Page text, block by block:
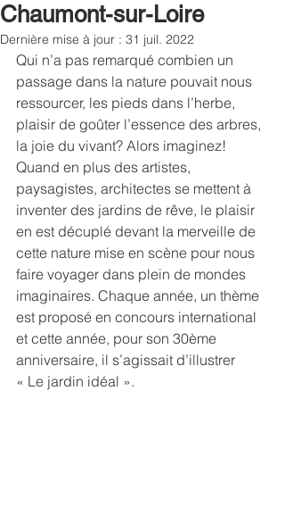
Chaumont-sur-Loire
Dernière mise à jour : 31 juil. 2022
Qui n’a pas remarqué combien un
passage dans la nature pouvait nous
ressourcer, les pieds dans l’herbe,
plaisir de goûter l’essence des arbres,
la joie du vivant? Alors imaginez!
Quand en plus des artistes,
paysagistes, architectes se mettent à
inventer des jardins de rêve, le plaisir
en est décuplé devant la merveille de
cette nature mise en scène pour nous
faire voyager dans plein de mondes
imaginaires. Chaque année, un thème
est proposé en concours international
et cette année, pour son 30ème
anniversaire, il s’agissait d’illustrer
« Le jardin idéal ».